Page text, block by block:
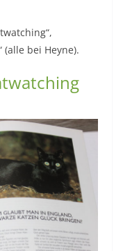
(alle bei Heyne).